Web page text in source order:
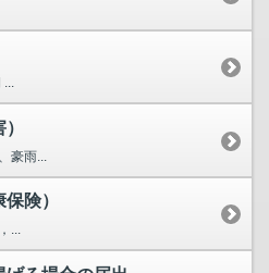
...
豪雨...
険）
...